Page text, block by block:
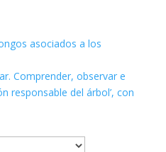
asociados a los
Comprender, observar e
responsable del árbol’, con